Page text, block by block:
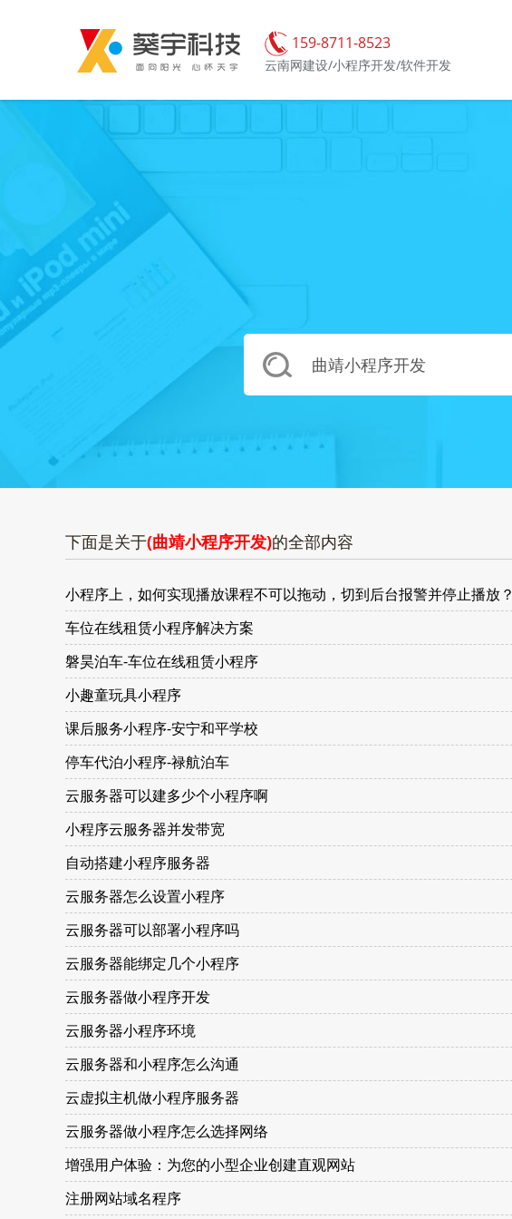
159-8711-8523
云南网建设/小程序开发/软件开发
下面是关于(曲靖小程序开发)的全部内容
小程序上，如何实现播放课程不可以拖动，切到后台报警并停止播放？
车位在线租赁小程序解决方案
磐昊泊车-车位在线租赁小程序
小趣童玩具小程序
课后服务小程序-安宁和平学校
停车代泊小程序-禄航泊车
云服务器可以建多少个小程序啊
小程序云服务器并发带宽
自动搭建小程序服务器
云服务器怎么设置小程序
云服务器可以部署小程序吗
云服务器能绑定几个小程序
云服务器做小程序开发
云服务器小程序环境
云服务器和小程序怎么沟通
云虚拟主机做小程序服务器
云服务器做小程序怎么选择网络
增强用户体验：为您的小型企业创建直观网站
注册网站域名程序